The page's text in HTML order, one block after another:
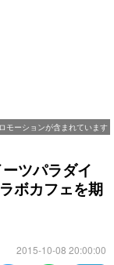
モーションが含まれています
ツパラダイ
ボカフェを期
2015-10-08 20:00:00